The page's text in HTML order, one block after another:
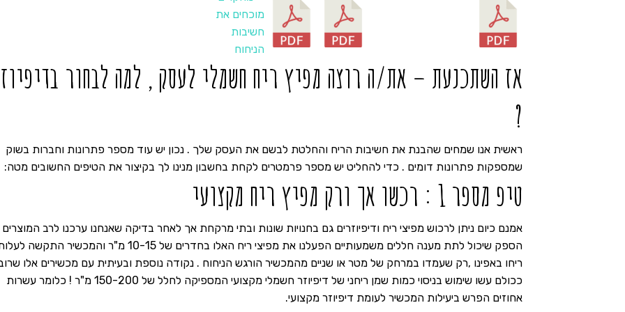
אז השתכנעת – את/ה רוצה מפיץ ריח חשמלי לעסק , למה לבחור
?
ראשית אנו שמחים שהבנת את חשיבות הריח והחלטת לבשם את העסק שלך . נכון יש עוד מספר פתרונות וחברות בשוק
שמספקות פתרונות דומים . כדי להחליט יש מספר פרמטרים לקחת בחשבון מנינו לך בקיצור את הטיפים החשובים מטה:
טיפ מספר 1 : רכשו אך ורק מפיץ ריח מקצועי
אמנם כיום ניתן לרכוש מפיצי ריח ודיפיוזרים גם בחנויות שונות ובתי מרקחת אך לאחר בדיקה שאנחנו ערכנו לרב המוצרים
הספק שיכול לתת מענה חללים משמעותיים הפעלנו את מפיצי ריח האלו בחדרים של 10-15 מ"ר והמכשיר התקשה
ריחו באפינו ,רק שעמדו במרחק של מטר או שניים מהמכשיר הורגש הניחוח . נקודה נוספת ובעיתית עם מכשירים אלו
ככולם עשו שימוש בניסוי כמות שמן ריחני של דיפיוזר חשמלי מקצועי המספיקה לחלל של 150-200 מ"ר ! כלומר עשרות
אחוזים הפרש ביעילות המכשיר לעומת דיפיוזר מקצועי.